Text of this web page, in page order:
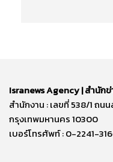
Isranews Agency | สำนัก
สำนักงาน : เลขที่ 538/1 ถ
กรุงเทพมหานคร 10300
เบอร์โทรศัพท์ : 0-2241-